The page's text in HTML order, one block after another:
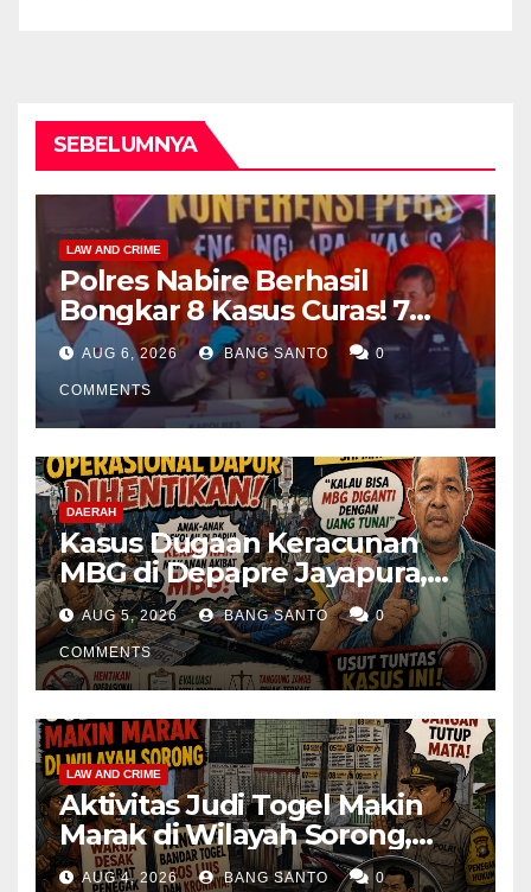
SEBELUMNYA
LAW AND CRIME
Polres Nabire Berhasil
Bongkar 8 Kasus Curas! 7
Pelaku Ditangkap, 62 Motor
Kembali Diamankan
AUG 6, 2026 BANG SANTO 0
COMMENTS
DAERAH
Kasus Dugaan Keracunan
MBG di Depapre Jayapura,
Aktivis Papua Minta
Operasional Dapur
Dihentikan & Evaluasi
Menyeluruh
AUG 5, 2026 BANG SANTO 0
COMMENTS
LAW AND CRIME
Aktivitas Judi Togel Makin
Marak di Wilayah Sorong,
Warga Desak Aparat Segera
AUG 4, 2026 BANG SANTO 0